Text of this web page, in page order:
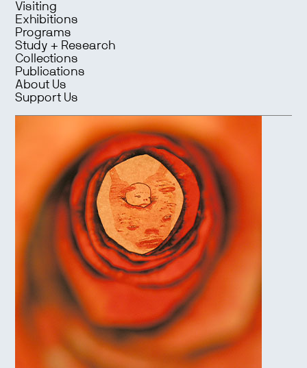
Visiting
Exhibitions
Programs
Study + Research
Collections
Publications
About Us
Support Us